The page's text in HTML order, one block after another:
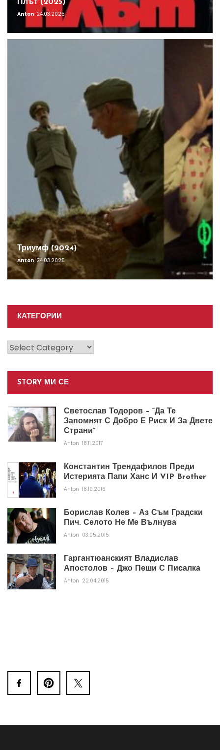
Плът (2025)
Anton 24.03.2025
Триумф (2024)
Anton 24.03.2025
КАТЕГОРИИ
Категории
STORY МИ СЕ
Светослав Тодоров – “Да Те
Запомнят С Добро Е Риск И За Двете
Страни”
Anton 18.11.2017
Константин Трендафилов Преди
Истерията Папи Ханс И VIP Brother
Anton 18.10.2016
Борислав Колев – Аз Съм Градски
Пич. Селото Не Ме Вълнува
Anton 03.05.2015
Гаргантюанският Владислав
Апостолов – Джо Пеши С Писалка
Anton 22.04.2015